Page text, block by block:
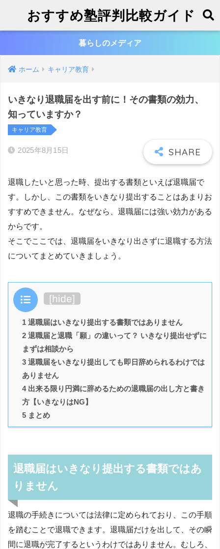
おすすめ塾評判比較ガイド
暮らしのメディア
ホーム キャリア教育
いきなり退職届を出す前に！その書類の効力、
知っていますか？
キャリア教育
2025年8月15日
退職したいと思った時、提出する書類といえば退職届で
す。しかし、この書類をいきなり提出することはあまりお
すすめできません。なぜなら、退職届には強い効力がある
からです。
そこでここでは、退職届をいきなり出さずに退職する方法
についてまとめていきましょう。
目次 [hide]
1 退職届はいきなり提出する書類ではありません
2 退職届と退職「願」の違いって？ いきなり提出せずに
まずは相談から
3 退職届をいきなり提出しても即日辞められるわけでは
ありません
4 出来る限り円満に辞めるための退職届の出し方と書き
方【いきなりはNG】
5 まとめ
退職届はいきなり提出する書類ではあ
りません
退職の手続きについては法律に定められており、この手順
を踏むことで退職できます。退職届だけを出して、その瞬
間に退職が完了するというわけではありません。むしろ、